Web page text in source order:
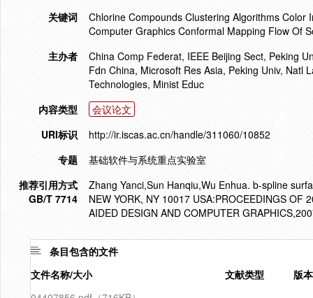
关键词
Chlorine Compounds Clustering Algorithms
Computer Graphics Conformal Mapping Flow Of
主办者
China Comp Federat, IEEE Beijing Sect, Peking
Fdn China, Microsoft Res Asia, Peking Univ, Natl
Technologies, Minist Educ
内容类型
会议论文
URI标识
http://ir.iscas.ac.cn/handle/311060/10852
专题
基础软件与系统重点实验室
推荐引用方式
GB/T 7714
Zhang Yanci,Sun Hanqiu,Wu Enhua. b-spline
NEW YORK, NY 10017 USA:PROCEEDINGS OF
AIDED DESIGN AND COMPUTER
条目包含的文件
文件名称/大小
文献类型
版